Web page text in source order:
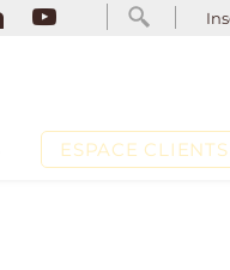
ESPACE CLIENTS